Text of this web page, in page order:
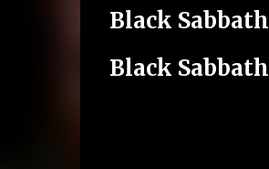
Black Sabbath
Black Sabbath